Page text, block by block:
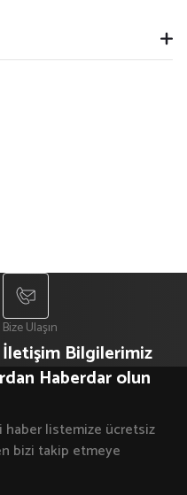
Bize Ulaşın
İletişim Bilgilerimiz
Haberdar olun
haber listemize ücretsiz
bizi takip etmeye